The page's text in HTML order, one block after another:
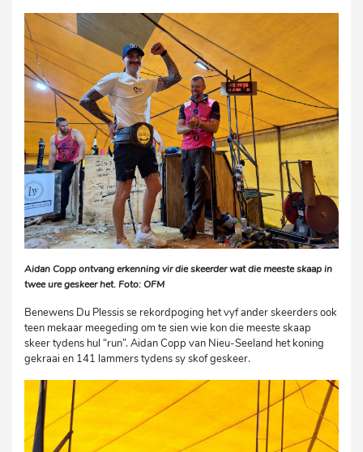
Aidan Copp ontvang erkenning vir die skeerder wat die meeste skaap in
twee ure geskeer het. Foto: OFM
Benewens Du Plessis se rekordpoging het vyf ander skeerders ook
teen mekaar meegeding om te sien wie kon die meeste skaap
skeer tydens hul “run”. Aidan Copp van Nieu-Seeland het koning
gekraai en 141 lammers tydens sy skof geskeer.